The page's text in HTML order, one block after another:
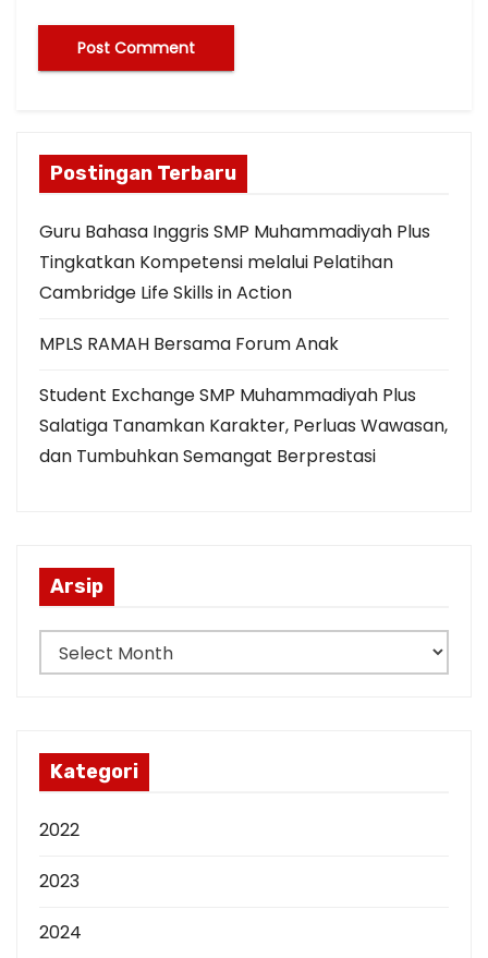
Postingan Terbaru
Guru Bahasa Inggris SMP Muhammadiyah Plus
Tingkatkan Kompetensi melalui Pelatihan
Cambridge Life Skills in Action
MPLS RAMAH Bersama Forum Anak
Student Exchange SMP Muhammadiyah Plus
Salatiga Tanamkan Karakter, Perluas Wawasan,
dan Tumbuhkan Semangat Berprestasi
Arsip
r
Kategori
2022
2023
2024